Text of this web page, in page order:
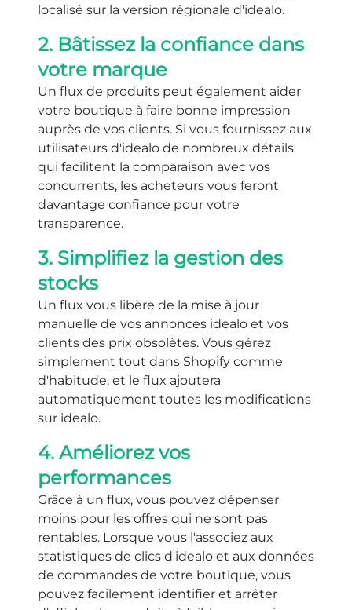
localisé sur la version régionale d'idealo.
2. Bâtissez la confiance dans
votre marque
Un flux de produits peut également aider
votre boutique à faire bonne impression
auprès de vos clients. Si vous fournissez aux
utilisateurs d'idealo de nombreux détails
qui facilitent la comparaison avec vos
concurrents, les acheteurs vous feront
davantage confiance pour votre
transparence.
3. Simplifiez la gestion des
stocks
Un flux vous libère de la mise à jour
manuelle de vos annonces idealo et vos
clients des prix obsolètes. Vous gérez
simplement tout dans Shopify comme
d'habitude, et le flux ajoutera
automatiquement toutes les modifications
sur idealo.
4. Améliorez vos
performances
Grâce à un flux, vous pouvez dépenser
moins pour les offres qui ne sont pas
rentables. Lorsque vous l'associez aux
statistiques de clics d'idealo et aux données
de commandes de votre boutique, vous
pouvez facilement identifier et arrêter